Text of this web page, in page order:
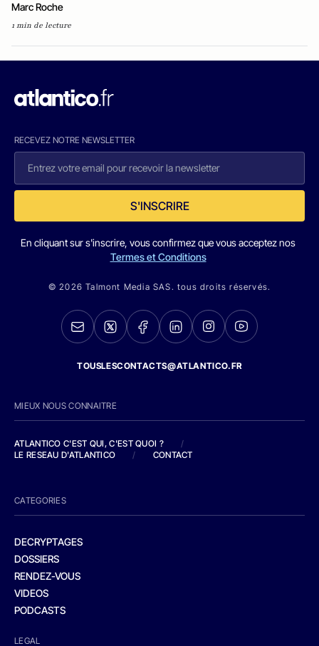
Marc Roche
1 min de lecture
RECEVEZ NOTRE NEWSLETTER
S'INSCRIRE
En cliquant sur s'inscrire, vous confirmez que vous acceptez nos
Termes et Conditions
© 2026 Talmont Media SAS. tous droits réservés.
TOUSLESCONTACTS@ATLANTICO.FR
MIEUX NOUS CONNAITRE
ATLANTICO C'EST QUI, C'EST QUOI ?
/
LE RESEAU D'ATLANTICO
/ CONTACT
CATEGORIES
DECRYPTAGES
DOSSIERS
RENDEZ-VOUS
VIDEOS
PODCASTS
LEGAL